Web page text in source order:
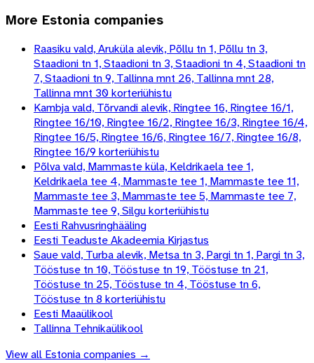
More Estonia companies
Raasiku vald, Aruküla alevik, Põllu tn 1, Põllu tn 3,
Staadioni tn 1, Staadioni tn 3, Staadioni tn 4, Staadioni tn
7, Staadioni tn 9, Tallinna mnt 26, Tallinna mnt 28,
Tallinna mnt 30 korteriühistu
Kambja vald, Tõrvandi alevik, Ringtee 16, Ringtee 16/1,
Ringtee 16/10, Ringtee 16/2, Ringtee 16/3, Ringtee 16/4,
Ringtee 16/5, Ringtee 16/6, Ringtee 16/7, Ringtee 16/8,
Ringtee 16/9 korteriühistu
Põlva vald, Mammaste küla, Keldrikaela tee 1,
Keldrikaela tee 4, Mammaste tee 1, Mammaste tee 11,
Mammaste tee 3, Mammaste tee 5, Mammaste tee 7,
Mammaste tee 9, Silgu korteriühistu
Eesti Rahvusringhääling
Eesti Teaduste Akadeemia Kirjastus
Saue vald, Turba alevik, Metsa tn 3, Pargi tn 1, Pargi tn 3,
Tööstuse tn 10, Tööstuse tn 19, Tööstuse tn 21,
Tööstuse tn 25, Tööstuse tn 4, Tööstuse tn 6,
Tööstuse tn 8 korteriühistu
Eesti Maaülikool
Tallinna Tehnikaülikool
View all Estoniacompanies →